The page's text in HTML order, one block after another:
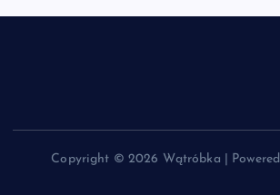
Copyright © 2026 Wątróbka |